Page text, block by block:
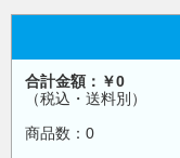
合計金額：￥0
（税込・送料別）
商品数：0